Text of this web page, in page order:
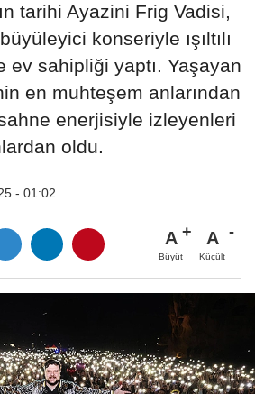
tarihi Ayazini Frig Vadisi,
konseriyle ışıltılı
ev sahipliği yaptı. Yaşayan
en muhteşem anlarından
enerjisiyle izleyenleri
oldu.
- 01:02
A
Büyüt
A
Küçült